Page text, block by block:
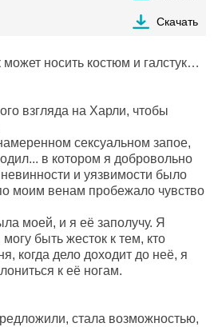
Скачать
носить костюм и галстук…
взгляда на Харли, чтобы
сексуальном запое,
в котором я добровольно
и уязвимости было
моим венам пробежало чувство
моей, и я её заполучу. Я
быть жесток к тем, кто
когда дело доходит до неё, я
к её ногам.
стала возможностью,